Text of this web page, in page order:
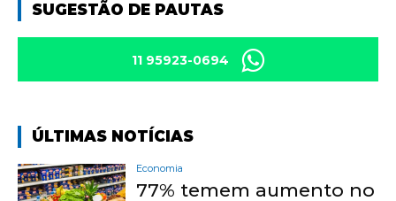
SUGESTÃO DE PAUTAS
11 95923-0694
ÚLTIMAS NOTÍCIAS
Economia
77% temem aumento no